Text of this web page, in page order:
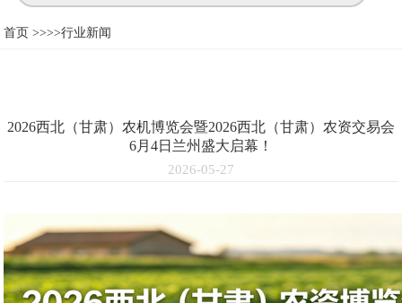
首页 >>>>行业新闻
2026西北（甘肃）农机博览会暨2026西北（甘肃）农资交易会
6月4日兰州盛大启幕！
2026-05-27